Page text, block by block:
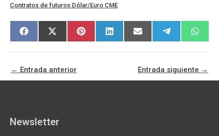
Contratos de futuros Dólar/Euro CME
Compartir
en
F
a
e
o
o
Compartir
en
X
(
w
t
Compartir
en
P
i
t
Compartir
en
L
i
k
Compartir
en
E
m
i
Compartir
en
e
e
r
a
en
W
h
t
p
← Entrada anterior Entrada siguiente →
Newsletter